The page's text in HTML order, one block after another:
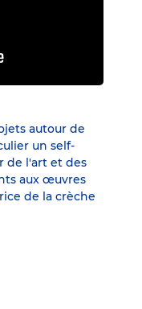
autour de
un self-
de l'art et des
aux œuvres
de la crèche